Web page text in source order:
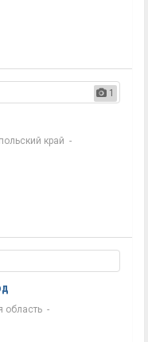
1
край -
область -